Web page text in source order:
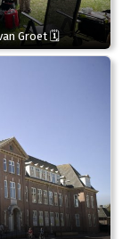
Groet 🗓